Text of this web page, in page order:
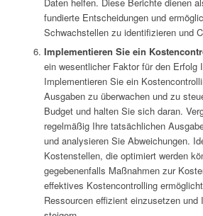
fundierte Entscheidungen und
Schwachstellen zu identifizieren und
Implementieren Sie ein
ein wesentlicher Faktor für den Erfolg
Implementieren Sie ein
Ausgaben zu überwachen und zu
Budget und halten Sie sich daran.
regelmäßig Ihre tatsächlichen
und analysieren Sie Abweichungen.
Kostenstellen, die optimiert werden
gegebenenfalls Maßnahmen zur
effektives Kostencontrolling
Ressourcen effizient einzusetzen und